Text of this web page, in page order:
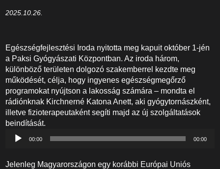
2025.10.26.
Egészségfejlesztési Iroda nyitotta meg kapuit október 1-jén
a Paksi Gyógyászati Központban. Az iroda három,
különböző területen dolgozó szakemberrel kezdte meg
működését, célja, hogy ingyenes egészségmegőrző
programokat nyújtson a lakosság számára – mondta el
rádiónknak Kirchnerné Katona Anett, aki gyógytornászként,
illetve fizioterapeutaként segíti majd az új szolgáltatások
beindítását.
Audió
lejátszó
00:00 00:00
Jelenleg Magyarországon egy korábbi Európai Uniós